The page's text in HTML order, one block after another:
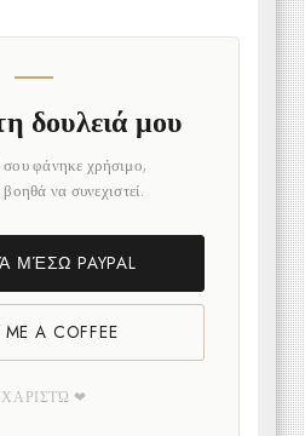
δουλειά μου
σου φάνηκε χρήσιμο,
να συνεχιστεί.
ΜΈΣΩ PAYPAL
ME A COFFEE
❤